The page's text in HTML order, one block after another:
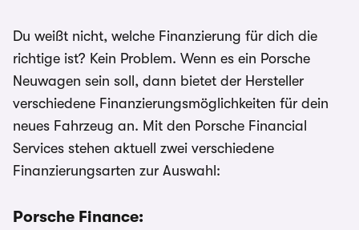
Du weißt nicht, welche Finanzierung für dich die
richtige ist? Kein Problem. Wenn es ein Porsche
Neuwagen sein soll, dann bietet der Hersteller
verschiedene Finanzierungsmöglichkeiten für dein
neues Fahrzeug an. Mit den Porsche Financial
Services stehen aktuell zwei verschiedene
Finanzierungsarten zur Auswahl:
Porsche Finance: